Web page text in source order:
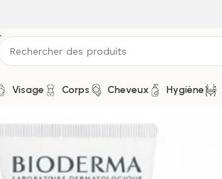
Visage Corps Cheveux Hygiène
Soins peau grasse, mixte et acné Nettoyage